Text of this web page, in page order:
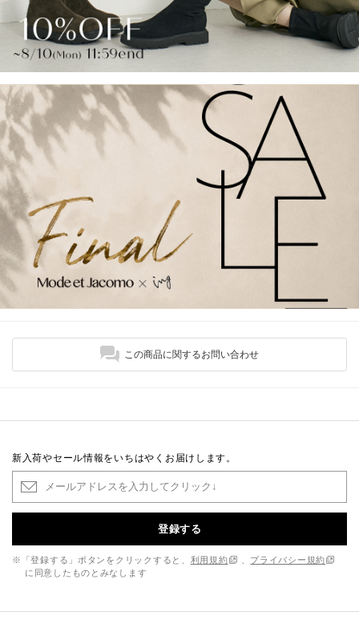
この商品に関するお問い合わせ
新入荷やセール情報をいちはやくお届けします。
登録する
※「登録する」ボタンをクリックすると、 利用規約
プライバシー規約
に同意したものとみなします